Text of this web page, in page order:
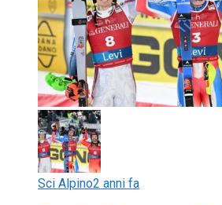
Sci Alpino2 anni fa